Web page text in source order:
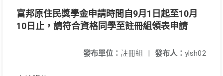
富邦原住民獎學金申請時間自9月1日起至10月
10日止，請符合資格同學至註冊組領表申請
發布人： ylsh02
發布單位： 註冊組 |